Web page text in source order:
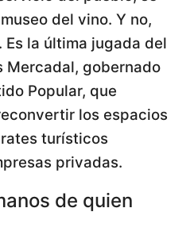
del vino. Y no,
Es la última jugada del
Mercadal, gobernado
Popular, que
los espacios
turísticos
privadas.
de quien